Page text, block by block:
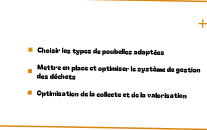
Choisir les types de poubelles adaptées
Mettre en place et optimiser le système de gestion
des déchets
Optimisation de la collecte et de la valorisation